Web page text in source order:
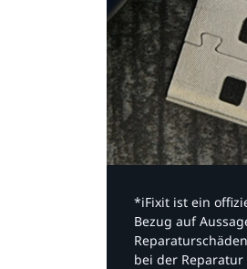
*iFixit ist ein
Bezug auf
bei der